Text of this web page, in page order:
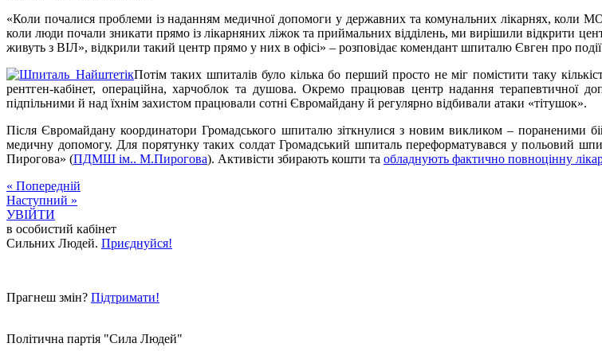
«Коли почалися проблеми із наданням медичної допомоги у державних та комунальних лікарнях, коли
коли люди почали зникати прямо із лікарняних ліжок та приймальних відділень, ми вирішили відкрити
живуть з ВІЛ», відкрили такий центр прямо у них в офісі» – розповідає комендант шпиталю Євген про
Потім таких шпиталів було кілька бо перший просто не міг помістити таку
рентген-кабінет, операційна, харчоблок та душова. Окремо працював центр надання терапевтичної
підпільними й над їхнім захистом працювали сотні Євромайдану й регулярно відбивали атаки «тітушок».
Після Євромайдану координатори Громадського шпиталю зіткнулися з новим викликом – пораненими
медичну допомогу. Для порятунку таких солдат Громадський шпиталь переформатувався у польовий
Пирогова» (ПДМШ ім.. М.Пирогова). Активісти збирають кошти та обладнують фактично повноцінну
« Попередній
Наступний »
УВІЙТИ
в особистий кабінет
Сильних Людей. Приєднуйся!
Прагнеш змін? Підтримати!
Політична партія "Сила Людей"